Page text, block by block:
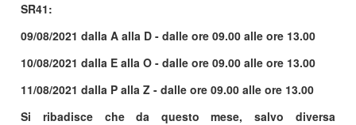
SR41:
09/08/2021 dalla A alla D - dalle ore 09.00 alle ore 13.00
10/08/2021 dalla E alla O - dalle ore 09.00 alle ore 13.00
11/08/2021 dalla P alla Z - dalle ore 09.00 alle ore 13.00
Si ribadisce che da questo mese, salvo diversa